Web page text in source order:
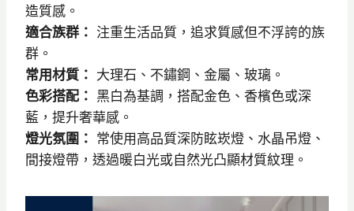
造質感。
適合族群： 注重生活品質，追求質感但不浮誇的族
群。
常用材質： 大理石、不鏽鋼、金屬、玻璃。
色彩搭配： 黑白為基調，搭配金色、香檳色或深
藍，提升奢華感。
燈光氛圍： 常使用高品質深防眩崁燈、水晶吊燈、
間接燈帶，透過暖白光或自然光凸顯材質紋理。